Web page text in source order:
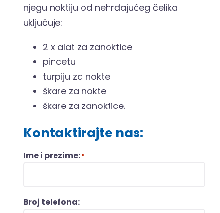
njegu noktiju od nehrđajućeg čelika
uključuje:
2 x alat za zanoktice
pincetu
turpiju za nokte
škare za nokte
škare za zanoktice.
Kontaktirajte nas:
Ime i prezime:*
Broj telefona: